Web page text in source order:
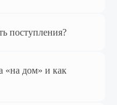
поступления?
«на дом» и как